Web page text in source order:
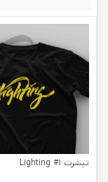
تیشرت Lighting #1